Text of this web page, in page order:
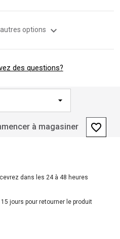
options expand_more
des questions?
à magasiner favorite_border
dans les 24 à 48 heures
jours pour retourner le produit